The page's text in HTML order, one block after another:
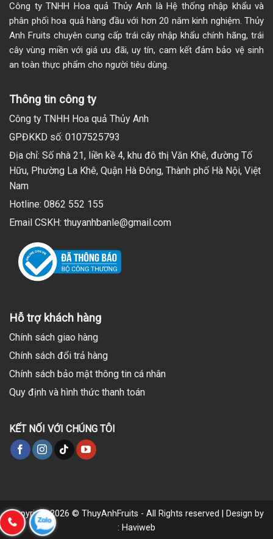
Công ty TNHH Hoa quả Thủy Anh là Hệ thống nhập khẩu và
phân phối hoa quả hàng đầu với hơn 20 năm kinh nghiệm. Thủy
Anh Fruits chuyên cung cấp trái cây nhập khẩu chính hãng, trái
cây vùng miền với giá ưu đãi, uy tín, cam kết đảm bảo vệ sinh
an toàn thực phẩm cho người tiêu dùng.
Thông tin công ty
Công ty TNHH Hoa quả Thủy Anh
GPĐKKD số: 0107525793
Địa chỉ: Số nhà 21, liền kề 4, khu đô thị Văn Khê, đường Tố
Hữu, Phường La Khê, Quận Hà Đông, Thành phố Hà Nội, Việt
Nam
Hotline: 0862 552 155
Email CSKH: thuyanhbanle@gmail.com
Hỗ trợ khách hàng
Chính sách giao hàng
Chính sách đổi trả hàng
Chính sách bảo mật thông tin cá nhân
Quy định và hình thức thanh toán
KẾT NỐI VỚI CHÚNG TÔI
Copyright 2026 © ThuyAnhFruits - All Rights reserved | Design by
: Haviweb